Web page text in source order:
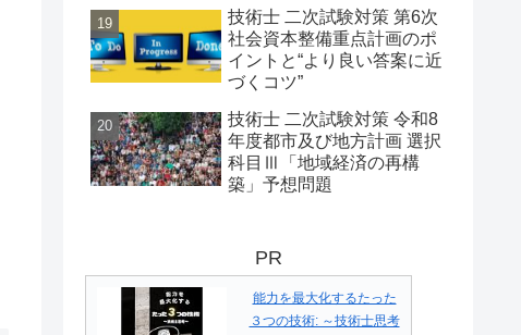
技術士 二次試験対策 第6次
社会資本整備重点計画のポ
イントと“より良い答案に近
づくコツ”
技術士 二次試験対策 令和8
年度都市及び地方計画 選択
科目Ⅲ「地域経済の再構
築」予想問題
PR
能力を最大化するたった
３つの技術: ～技術士思考